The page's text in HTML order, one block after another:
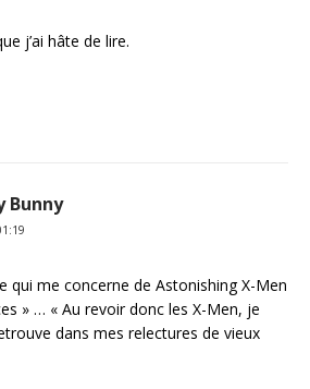
j’ai hâte de lire.
Bunny
qui me concerne de Astonishing X-Men
» … « Au revoir donc les X-Men, je
dans mes relectures de vieux